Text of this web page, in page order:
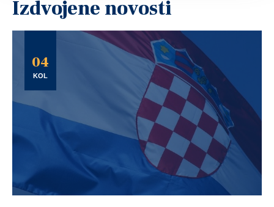
Izdvojene novosti
04
KOL